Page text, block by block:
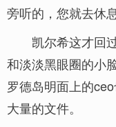
旁听的，您就去休
凯尔希这才回
和淡淡黑眼圈的小
罗德岛明面上的
大量的文件。